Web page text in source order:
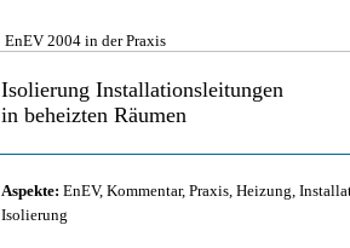
EnEV 2004 in der Praxis
Isolierung Installationsleitungen
in beheizten Räumen
Aspekte: EnEV, Kommentar, Praxis, Heizung,
Isolierung